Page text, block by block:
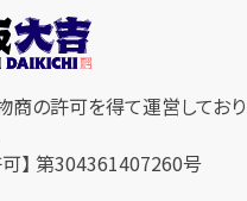
の許可を得て運営しており
】 第304361407260号